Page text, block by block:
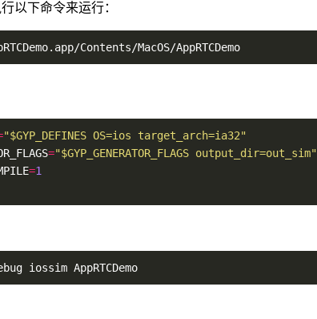
以下命令来运行：
Contents/MacOS/AppRTCDemo
"$GYP_DEFINES OS=ios target_arch=ia32"
="$GYP_GENERATOR_FLAGS output_dir=out_sim"
=1
iossim AppRTCDemo